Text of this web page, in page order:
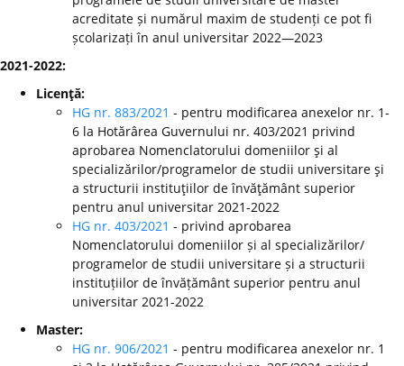
acreditate și numărul maxim de studenți ce pot fi
școlarizați în anul universitar 2022—2023
2021-2022:
Licenţă:
HG nr. 883/2021 - pentru modificarea anexelor nr. 1-
6 la Hotărârea Guvernului nr. 403/2021 privind
aprobarea Nomenclatorului domeniilor şi al
specializărilor/programelor de studii universitare şi
a structurii instituţiilor de învăţământ superior
pentru anul universitar 2021-2022
HG nr. 403/2021 - privind aprobarea
Nomenclatorului domeniilor și al specializărilor/
programelor de studii universitare și a structurii
instituțiilor de învățământ superior pentru anul
universitar 2021-2022
Master:
HG nr. 906/2021 - pentru modificarea anexelor nr. 1